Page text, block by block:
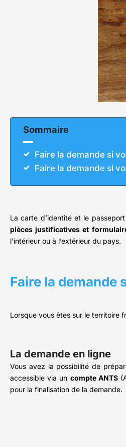
Sommaire
Faire la demande si
Faire la demande si
La carte d’identité et le
pièces justificatives et
l’intérieur ou à l’extérieur du pays.
Faire la demande
Lorsque vous êtes sur le territoire
La demande en ligne
Vous avez la possibilité de
accessible via un compte ANTS
pour la finalisation de la demande.